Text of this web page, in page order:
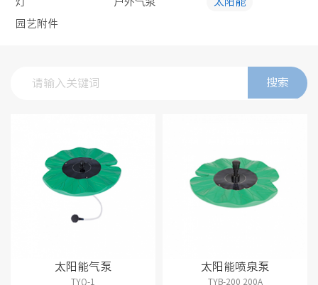
园艺附件
搜索
太阳能气泵
TYQ-1
太阳能喷泉泵
TYB-200 200A